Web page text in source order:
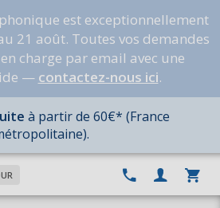
est exceptionnellement
21 août. Toutes vos demandes
charge par email avec une
— contactez-nous ici.
à partir de 60€* (France